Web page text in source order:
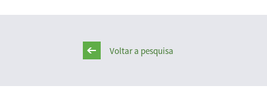
Voltar a pesquisa